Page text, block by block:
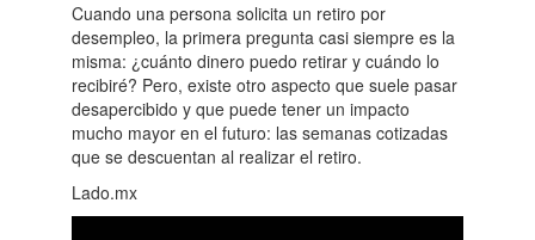
Cuando una persona solicita un retiro por
desempleo, la primera pregunta casi siempre es la
misma: ¿cuánto dinero puedo retirar y cuándo lo
recibiré? Pero, existe otro aspecto que suele pasar
desapercibido y que puede tener un impacto
mucho mayor en el futuro: las semanas cotizadas
que se descuentan al realizar el retiro.
Lado.mx